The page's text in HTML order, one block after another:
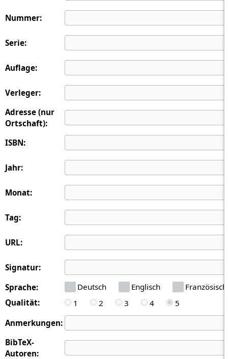
Nummer:
Serie:
Auflage:
Verleger:
Adresse (nur
Ortschaft):
ISBN:
Jahr:
Monat:
Tag:
URL:
Signatur:
Sprache:
Deutsch Englisch
Französisch
Qualität:
1 2 3 4
5
Anmerkungen:
BibTeX-
Autoren: